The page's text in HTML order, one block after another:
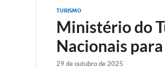
TURISMO
Ministério do
Nacionais
29 de outubro de 2025